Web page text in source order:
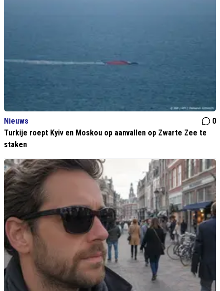
Nieuws
0
Turkije roept Kyiv en Moskou op aanvallen op Zwarte Zee te
staken